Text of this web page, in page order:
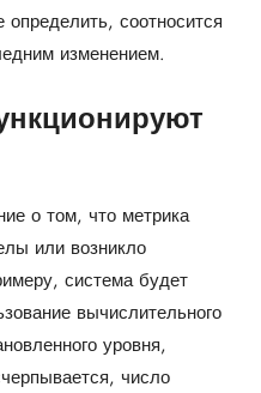
соотносится
изменением.
о том, что метрика
или возникло
система будет
вычислительного
уровня,
число